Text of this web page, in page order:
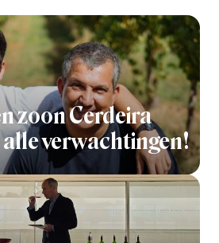
zoon Cerdeira
verwachtingen!